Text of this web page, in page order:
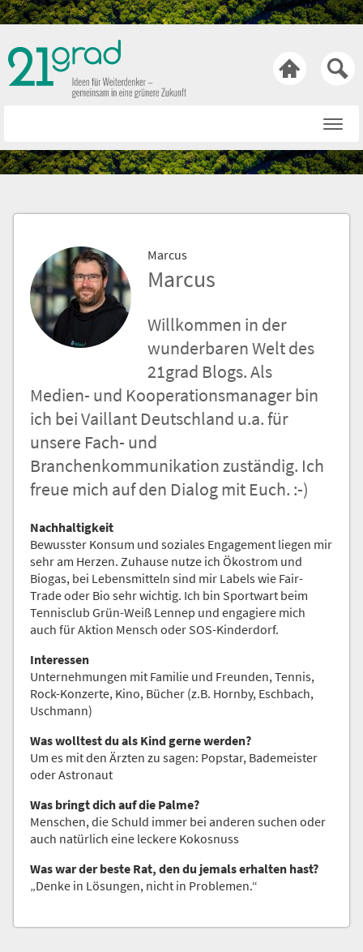

Rat & Tat
Bewusst & Sein
Hasen & Köpfe
Über uns
Netiquette
Nachricht an die
Redaktion
Marcus
Marcus
Willkommen in der
wunderbaren Welt des
21grad Blogs. Als
Medien- und Kooperationsmanager bin
ich bei Vaillant Deutschland u.a. für
unsere Fach- und
Branchenkommunikation zuständig. Ich
freue mich auf den Dialog mit Euch. :-)
Nachhaltigkeit
Bewusster Konsum und soziales Engagement liegen mir
sehr am Herzen. Zuhause nutze ich Ökostrom und
Biogas, bei Lebensmitteln sind mir Labels wie Fair-
Trade oder Bio sehr wichtig. Ich bin Sportwart beim
Tennisclub Grün-Weiß Lennep und engagiere mich
auch für Aktion Mensch oder SOS-Kinderdorf.
Interessen
Unternehmungen mit Familie und Freunden, Tennis,
Rock-Konzerte, Kino, Bücher (z.B. Hornby, Eschbach,
Uschmann)
Was wolltest du als Kind gerne werden?
Um es mit den Ärzten zu sagen: Popstar, Bademeister
oder Astronaut
Was bringt dich auf die Palme?
Menschen, die Schuld immer bei anderen suchen oder
auch natürlich eine leckere Kokosnuss
Was war der beste Rat, den du jemals erhalten hast?
„Denke in Lösungen, nicht in Problemen.“